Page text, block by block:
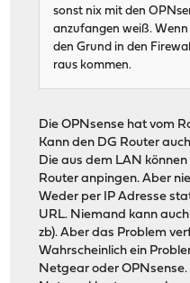
sonst nix mit den
anzufangen weiß.
den Grund in den
raus kommen.
Die OPNsense hat vom
Kann den DG Router
Die aus dem LAN
Router anpingen. Aber
Weder per IP Adresse
URL. Niemand kann
zb). Aber das Problem
Wahrscheinlich ein
Netgear oder